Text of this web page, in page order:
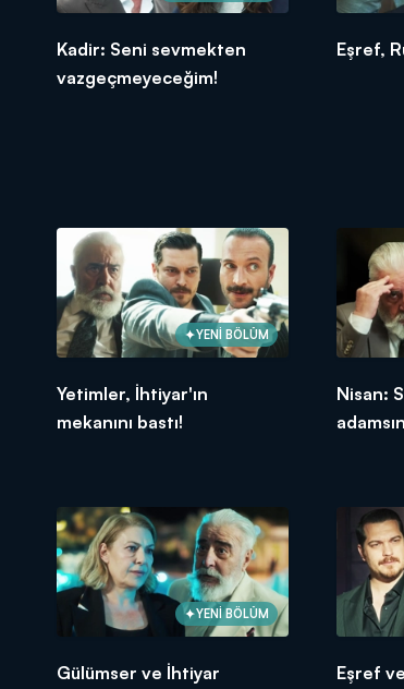
Kadir: Seni sevmekten
vazgeçmeyeceğim!
Eşref,
YENİ BÖLÜM
Yetimler, İhtiyar'ın
mekanını bastı!
Nisan:
YENİ BÖLÜM
Gülümser ve İhtiyar
Eşref